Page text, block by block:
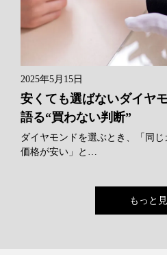
2025年5月15日
安くても選ばないダイヤ
語る“買わない判断”
ダイヤモンドを選ぶとき、「同
価格が安い」と…
もっと